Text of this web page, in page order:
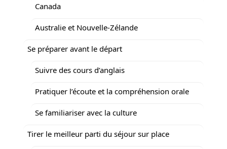
Canada
Australie et Nouvelle-Zélande
Se préparer avant le départ
Suivre des cours d’anglais
Pratiquer l’écoute et la compréhension orale
Se familiariser avec la culture
Tirer le meilleur parti du séjour sur place